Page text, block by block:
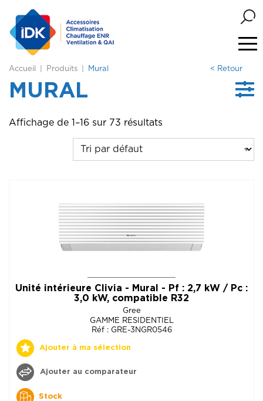
Accueil Produits Mural < Retour
MURAL
Affichage de 1–16 sur 73 résultats
Unité intérieure Clivia - Mural - Pf : 2,7 kW / Pc :
3,0 kW, compatible R32
Gree
GAMME RESIDENTIEL
Réf : GRE-3NGR0546
Ajouter à ma sélection
Ajouter au comparateur
Stock